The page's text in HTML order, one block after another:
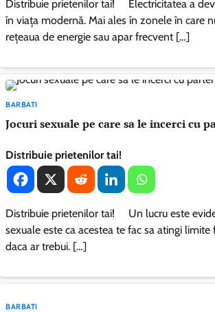
Distribuie prietenilor tai! Electricitatea a
în viaţa modernă. Mai ales în zonele în care
reţeaua de energie sau apar frecvent […]
BARBATI
Jocuri sexuale pe care sa le incerci cu
Distribuie prietenilor tai!
Distribuie prietenilor tai! Un lucru este
sexuale este ca acestea te fac sa atingi limite
daca ar trebui. […]
BARBATI